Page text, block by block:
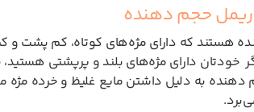
ریمل حجم دهنده
هستند که دارای مژه‌های کوتاه، کم پشت و
خودتان دارای مژه‌های بلند و پرپشتی
دهنده به دلیل داشتن مایع غلیظ و خرده